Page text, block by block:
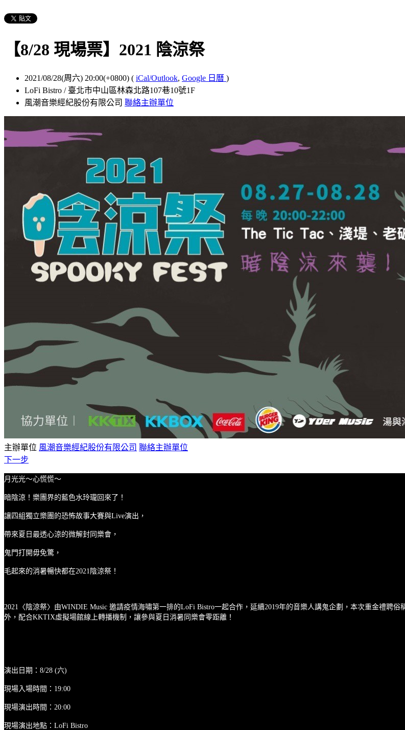
【8/28 現場票】2021 陰涼祭
2021/08/28(周六) 20:00(+0800) ( iCal/Outlook, Google 日曆 )
LoFi Bistro / 臺北市中山區林森北路107巷10號1F
風潮音樂經紀股份有限公司 聯絡主辦單位
主辦單位 風潮音樂經紀股份有限公司 聯絡主辦單位
下一步
月光光～心慌慌～
暗陰涼！樂團界的藍色水玲瓏回來了！
讓四組獨立樂團的恐怖故事大賽與Live演出，
帶來夏日最透心涼的微解封同樂會，
鬼門打開毋免驚，
毛起來的消暑暢快都在2021陰涼祭！
2021〈陰涼祭〉由WINDIE Music 邀請疫情海嘯第一排的LoFi Bistro一起合作，延續2019年的音樂人講鬼企劃，本次重金禮聘
外，配合KKTIX虛擬場館線上轉播機制，讓參與夏日消暑同樂會零距離！
演出日期：8/28 (六)
現場入場時間：19:00
現場演出時間：20:00
現場演出地點：LoFi Bistro